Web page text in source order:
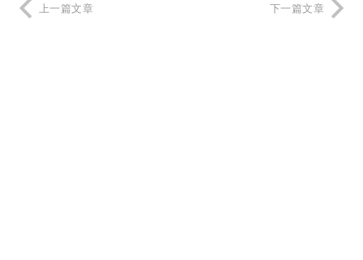
上一篇文章 下一篇文章